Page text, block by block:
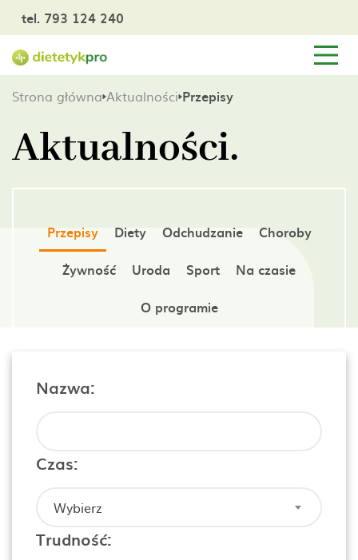
tel. 793 124 240
Strona główna Aktualności Przepisy
Aktualności.
Przepisy Diety Odchudzanie
Choroby
Żywność
Uroda Sport
Na czasie
O programie
Nazwa:
Czas:
Wybierz
Trudność: